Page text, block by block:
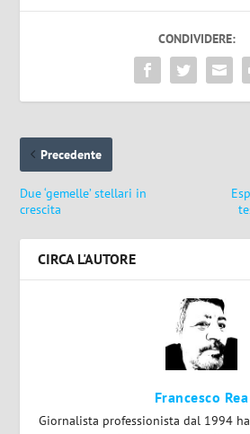
CONDIVIDERE:
Precedente
Due ‘gemelle’ stellari in
crescita
CIRCA L'AUTORE
Francesco Rea
Giornalista professionista dal 1994